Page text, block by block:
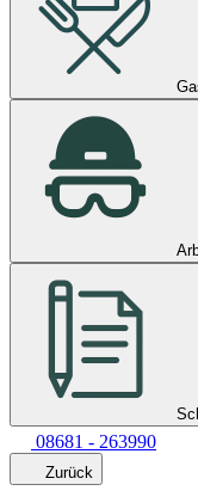
08681 - 263990
Zurück